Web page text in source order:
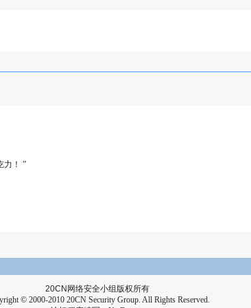
力！ ”
20CN 网络安全小组版权所有
© 2000-2010 20CN Security Group. All Rights Reserved.